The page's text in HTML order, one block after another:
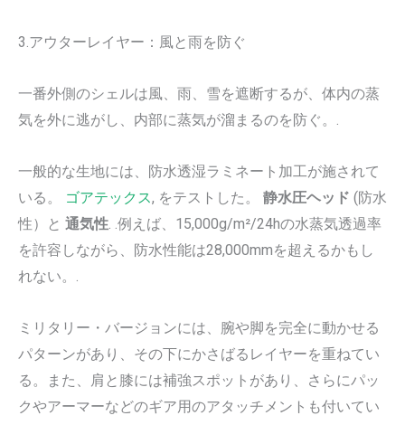
3.アウターレイヤー：風と雨を防ぐ
一番外側のシェルは風、雨、雪を遮断するが、体内の蒸
気を外に逃がし、内部に蒸気が溜まるのを防ぐ。.
一般的な生地には、防水透湿ラミネート加工が施されて
いる。
ゴアテックス, をテストした。 静水圧ヘッド (防水
性）と 通気性 . .例えば、15,000g/m²/24hの水蒸気透過率
を許容しながら、防水性能は28,000mmを超えるかもし
れない。.
ミリタリー・バージョンには、腕や脚を完全に動かせる
パターンがあり、その下にかさばるレイヤーを重ねてい
る。また、肩と膝には補強スポットがあり、さらにパッ
クやアーマーなどのギア用のアタッチメントも付いてい